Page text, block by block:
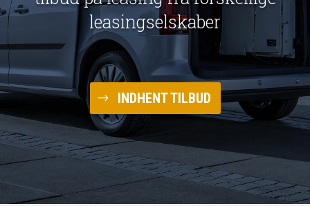
leasingselskaber
INDHENT TILBUD